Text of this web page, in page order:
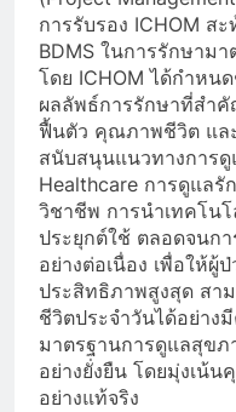
การรับรอง ICHOM ส
BDMS ในการรักษาม
โดย ICHOM ได้กำหน
ผลลัพธ์การรักษาที่สำ
ฟื้นตัว คุณภาพชีวิต แล
สนับสนุนแนวทางการ
Healthcare การดูแล
วิชาชีพ การนำเทคโน
ประยุกต์ใช้ ตลอดจนก
อย่างต่อเนื่อง เพื่อให้ผู้
ประสิทธิภาพสูงสุด สา
ชีวิตประจำวันได้อย่า
มาตรฐานการดูแลสุขภ
อย่างยั่งยืน โดยมุ่งเน้
อย่างแท้จริง